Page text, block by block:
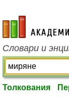
academic.ru
Словари и
Толкования